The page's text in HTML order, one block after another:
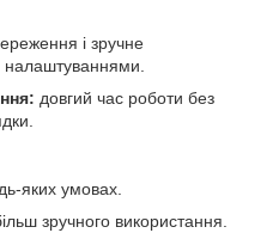
і зручне
налаштуваннями.
довгий час роботи без
яких умовах.
зручного використання.